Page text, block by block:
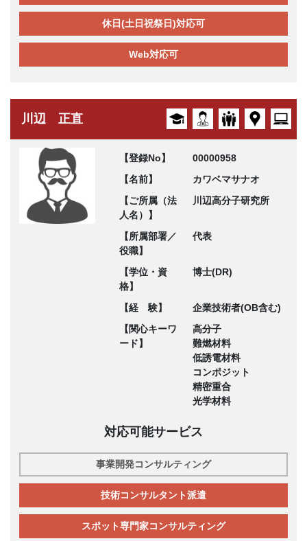
休日(土日祝祭日)対応可
Web対応可
川辺 正直
【登録No】
00000958
【名前】
カワベマサナオ
【ご所属（法
人名）】
川辺高分子研究所
【所属部署／
役職】
代表
【学位・資
格】
博士(DR)
【経 験】
企業技術者(OB含む)
【関心キーワ
ード】
高分子
難燃材料
低誘電材料
コンポジット
精密重合
光学材料
対応可能サービス
事業開発コンサルティング
技術コンサルタント派遣
スポット専門家コンサルティング